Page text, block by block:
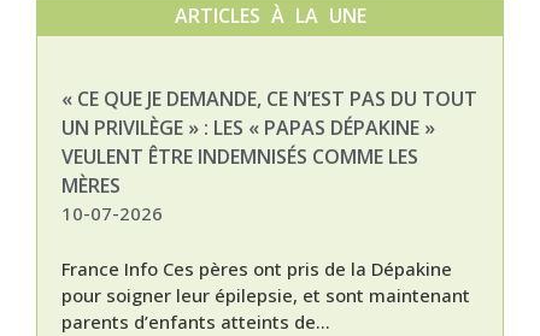
ARTICLES À LA UNE
« CE QUE JE DEMANDE, CE N’EST PAS DU TOUT
UN PRIVILÈGE » : LES « PAPAS DÉPAKINE »
VEULENT ÊTRE INDEMNISÉS COMME LES
MÈRES
10-07-2026
France Info Ces pères ont pris de la Dépakine
pour soigner leur épilepsie, et sont maintenant
parents d’enfants atteints de...